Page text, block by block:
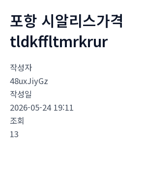
포항 시알리스가격
tldkffltmrkrur
작성자
48uxJiyGz
작성일
2026-05-24 19:11
조회
13